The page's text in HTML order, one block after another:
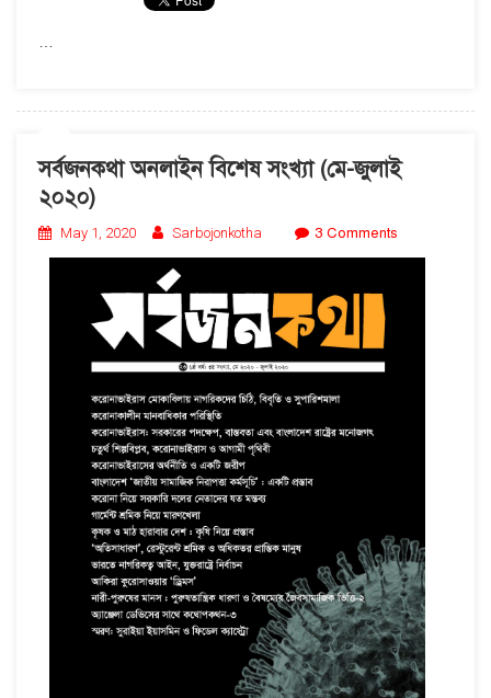
…
সর্বজনকথা অনলাইন বিশেষ সংখ্যা (মে-জুলাই
২০২০)
May 1, 2020 Sarbojonkotha 3 Comments